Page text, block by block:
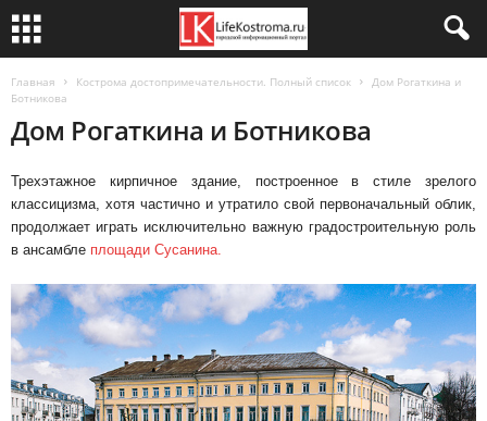
Главная Кострома достопримечательности. Полный список
Дом Рогаткина и
Ботникова
Дом Рогаткина и Ботникова
Трехэтажное кирпичное здание, построенное в стиле зрелого
классицизма, хотя частично и утратило свой первоначальный облик,
продолжает играть исключительно важную градостроительную роль
в ансамбле площади Сусанина.